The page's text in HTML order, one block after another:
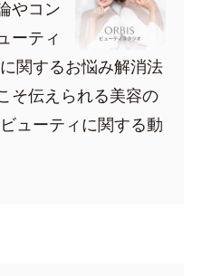
やコン
ーティ
関するお悩み解消法
そ伝えられる美容の
ューティに関する動